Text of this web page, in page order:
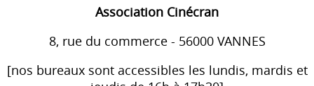
Association Cinécran
8, rue du commerce - 56000 VANNES
[nos bureaux sont accessibles les lundis, mardis et